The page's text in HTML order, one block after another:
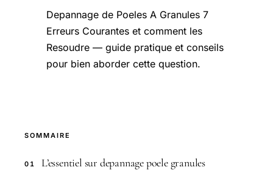
Depannage de Poeles A Granules 7
Erreurs Courantes et comment les
Resoudre — guide pratique et conseils
pour bien aborder cette question.
SOMMAIRE
01 L’essentiel sur depannage poele granules